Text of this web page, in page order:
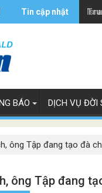
Tin cập nhật
BÁO DỊCH VỤ ĐỜI
ông Tập đang tạo đà
ông Tập đang